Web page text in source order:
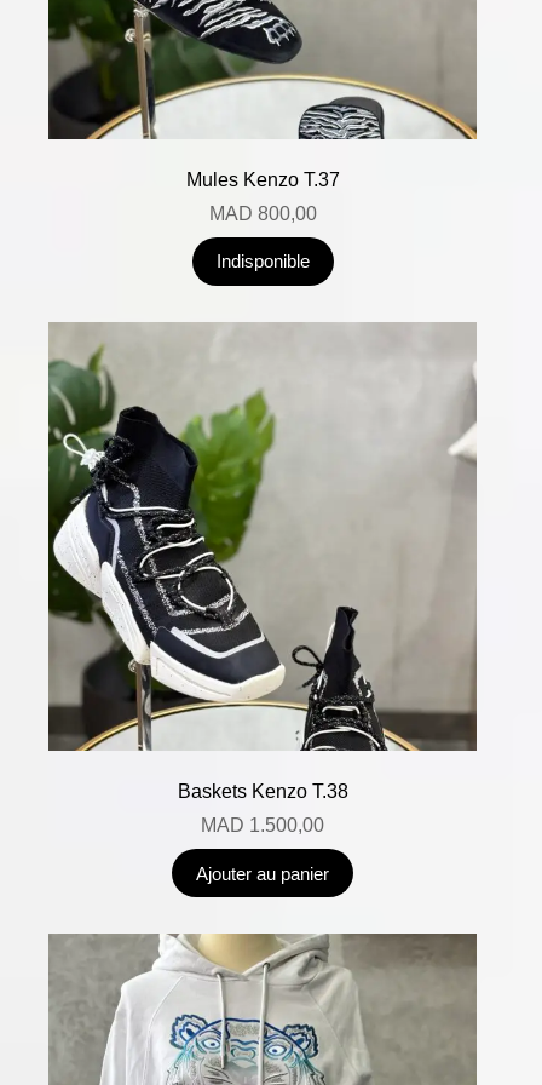
Mules Kenzo T.37
MAD 800,00
Indisponible
Baskets Kenzo T.38
MAD 1.500,00
Ajouter au panier